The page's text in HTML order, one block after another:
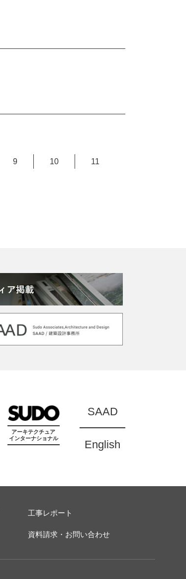
9 10 11
アーキテクチュア
インターナショナル
SAAD
English
工事レポート
資料請求・お問い合わせ